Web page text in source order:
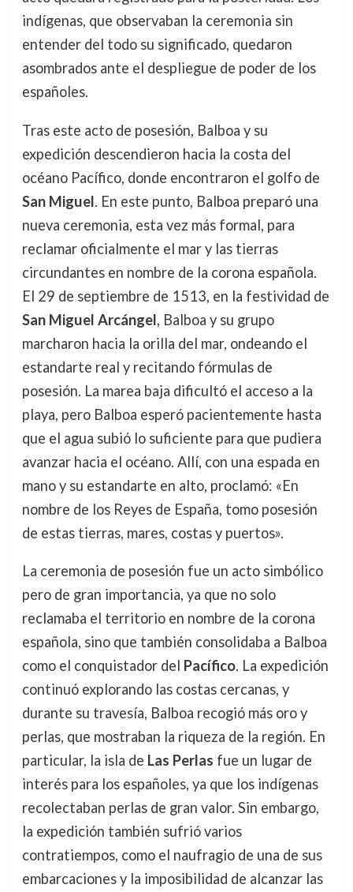
indígenas, que observaban la ceremonia sin
entender del todo su significado, quedaron
asombrados ante el despliegue de poder de los
españoles.
Tras este acto de posesión, Balboa y su
expedición descendieron hacia la costa del
océano Pacífico, donde encontraron el golfo de
San Miguel. En este punto, Balboa preparó una
nueva ceremonia, esta vez más formal, para
reclamar oficialmente el mar y las tierras
circundantes en nombre de la corona española.
El 29 de septiembre de 1513, en la festividad de
San Miguel Arcángel, Balboa y su grupo
marcharon hacia la orilla del mar, ondeando el
estandarte real y recitando fórmulas de
posesión. La marea baja dificultó el acceso a la
playa, pero Balboa esperó pacientemente hasta
que el agua subió lo suficiente para que pudiera
avanzar hacia el océano. Allí, con una espada en
mano y su estandarte en alto, proclamó: «En
nombre de los Reyes de España, tomo posesión
de estas tierras, mares, costas y puertos».
La ceremonia de posesión fue un acto simbólico
pero de gran importancia, ya que no solo
reclamaba el territorio en nombre de la corona
española, sino que también consolidaba a Balboa
como el conquistador del Pacífico. La expedición
continuó explorando las costas cercanas, y
durante su travesía, Balboa recogió más oro y
perlas, que mostraban la riqueza de la región. En
particular, la isla de Las Perlas fue un lugar de
interés para los españoles, ya que los indígenas
recolectaban perlas de gran valor. Sin embargo,
la expedición también sufrió varios
contratiempos, como el naufragio de una de sus
embarcaciones y la imposibilidad de alcanzar las